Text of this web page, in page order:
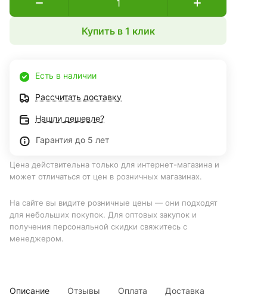
Купить в 1 клик
Есть в наличии
Рассчитать доставку
Нашли дешевле?
Гарантия до 5 лет
Цена действительна только для интернет-магазина и
может отличаться от цен в розничных магазинах.
На сайте вы видите розничные цены — они подходят
для небольших покупок. Для оптовых закупок и
получения персональной скидки свяжитесь с
менеджером.
Описание Отзывы Оплата Доставка